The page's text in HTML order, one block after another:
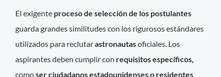
El exigente proceso de selección de los postulantes
guarda grandes similitudes con los rigurosos estándares
utilizados para reclutarastronautasoficiales. Los
aspirantes deben cumplir con requisitos específicos,
comoser ciudadanos estadounidenses o residentes